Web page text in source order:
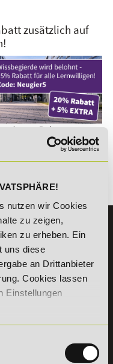
nutzen wir Cookies
zu zeigen,
zu erheben. Ein
uns diese
an Drittanbieter
Cookies lassen
Einstellungen
zusätzlich auf
Rabatten